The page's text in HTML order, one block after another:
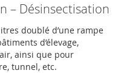
– Désinsectisation
doublé d’une rampe
d’élevage,
ainsi que pour
tunnel, etc.